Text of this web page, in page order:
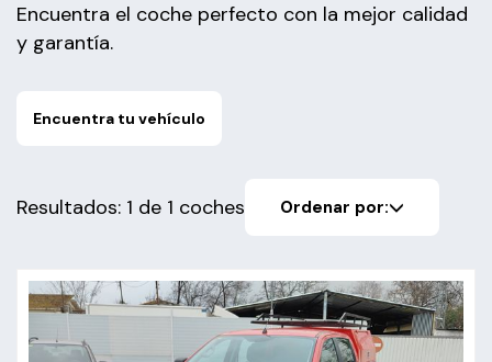
Encuentra el coche perfecto con la mejor calidad
y garantía.
Encuentra tu vehículo
Resultados: 1 de 1 coches Ordenar por: